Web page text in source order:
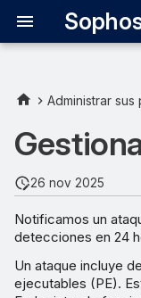
detectado
Administrar sus
26 nov 2025
Notificamos un
detecciones en 24
Un ataque incluye
ejecutables (PE).